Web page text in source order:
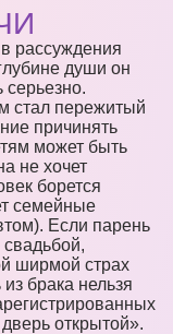
рассуждения
души он
серьезно.
стал пережитый
причинять
может быть
не хочет
борется
семейные
Если парень
свадьбой,
ширмой страх
брака нельзя
открытой».